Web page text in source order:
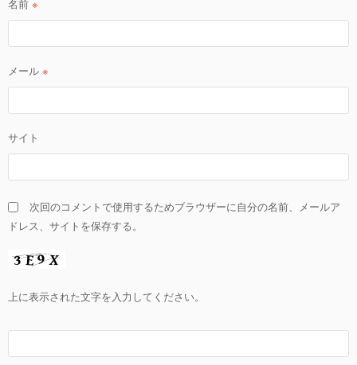
名前 ※
メール ※
サイト
次回のコメントで使用するためブラウザーに自分の名前、メールア
ドレス、サイトを保存する。
上に表示された文字を入力してください。